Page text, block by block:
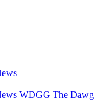
WDGG The Dawg